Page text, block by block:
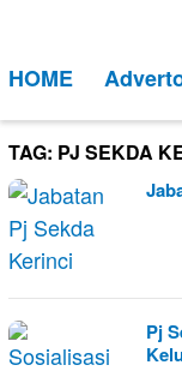
kontenMobile
HOME
TAG: PJ SEKDA
Pj